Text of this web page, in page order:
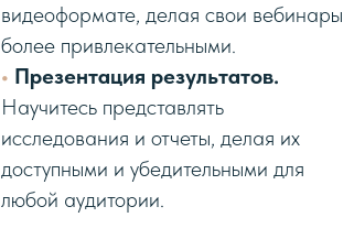
видеоформате, делая свои вебинары
более привлекательными.
• Презентация результатов.
Научитесь представлять
исследования и отчеты, делая их
доступными и убедительными для
любой аудитории.